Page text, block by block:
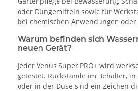
oder Düngemitteln sowie für
bei chemischen Anwendungen
Warum befinden sich
neuen Gerät?
Jeder Venus Super PRO+ wird
getestet. Rückstände im Behälter,
oder in der Düse sind ein Zeichen